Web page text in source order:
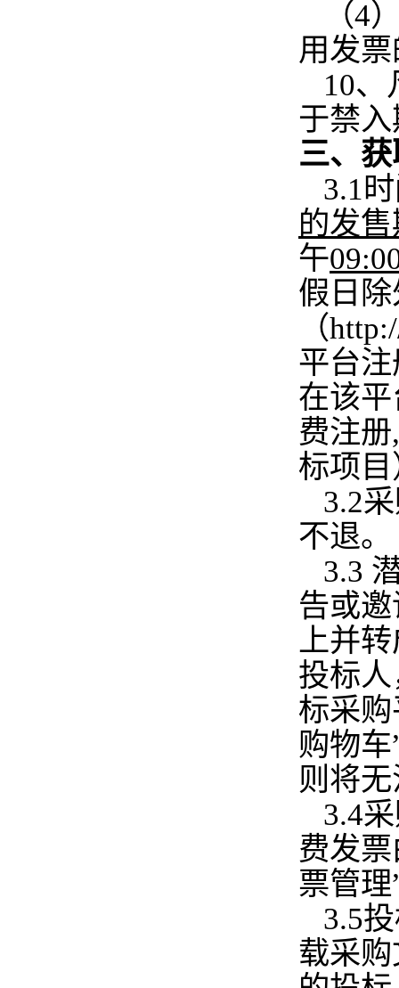
（4
用发
10
于禁
三、
3.1
的发
午
假日
（
平台
在该
费注
标项
3.2
不退。
3.3
告或
上并
投标
标采购
购物
则将
3.4
费发
票管
3.5
载采